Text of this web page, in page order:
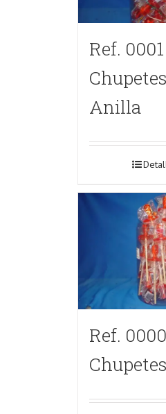
Ref.
Chupetes
Anilla
Ref.